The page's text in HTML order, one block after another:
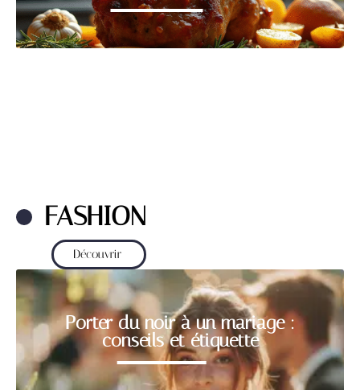
FASHION
Découvrir
Porter du noir à un mariage :
conseils et étiquette